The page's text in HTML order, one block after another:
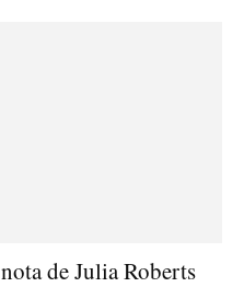
de Julia Roberts